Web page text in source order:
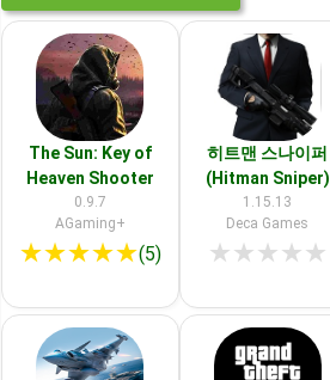
The Sun: Key of
Heaven Shooter
0.9.7
AGaming+
★★★★★(5)
히트맨 스나이퍼
(Hitman Sniper)
1.15.13
Deca Games
★★★★★